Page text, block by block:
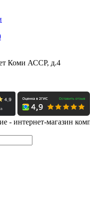
Коми АССР, д.4
- интернет-магазин